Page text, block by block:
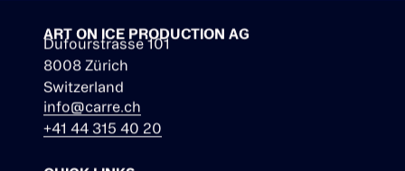
ART ON ICE PRODUCTION AG
Dufourstrasse 101
8008 Zürich
Switzerland
info@carre.ch
+41 44 315 40 20